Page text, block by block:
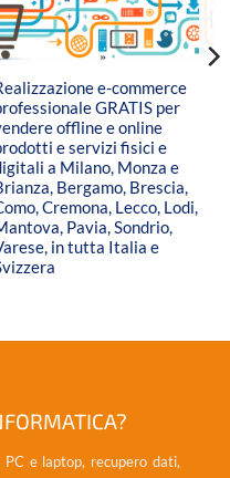
e-commerce
GRATIS per
offline e online
e servizi fisici e
a Milano, Monza e
Bergamo, Brescia,
Cremona, Lecco, Lodi,
Pavia, Sondrio,
in tutta Italia e
e laptop, recupero dati,